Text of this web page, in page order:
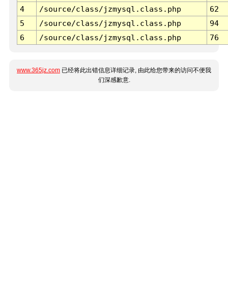
4
/source/class/jzmysql.class.php
62
5
/source/class/jzmysql.class.php
94
6
/source/class/jzmysql.class.php 76
www.365jz.com 已经将此出错信息详细记录, 由此给您带来的访问不便我
们深感歉意.